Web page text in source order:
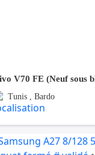
V70 FE (Neuf sous
Tunis , Bardo